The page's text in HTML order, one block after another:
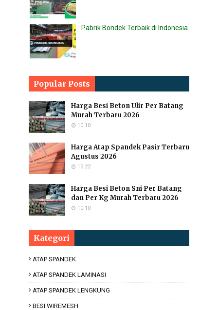
Pabrik Bondek Terbaik di Indonesia
Popular Posts
Harga Besi Beton Ulir Per Batang
Murah Terbaru 2026
10.10
Harga Atap Spandek Pasir Terbaru
Agustus 2026
13.22
Harga Besi Beton Sni Per Batang
dan Per Kg Murah Terbaru 2026
10.10
Kategori
ATAP SPANDEK
ATAP SPANDEK LAMINASI
ATAP SPANDEK LENGKUNG
BESI WIREMESH